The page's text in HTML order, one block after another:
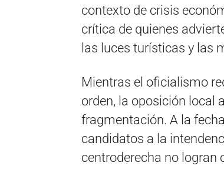
contexto de crisis
crítica de quienes
las luces turísticas y las
Mientras el oficialismo
orden, la oposición local
fragmentación. A la
candidatos a la
centroderecha no logran